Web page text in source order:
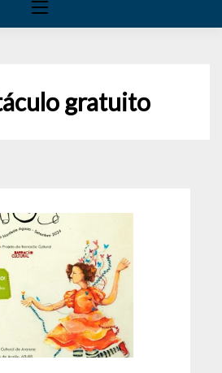
gratuito